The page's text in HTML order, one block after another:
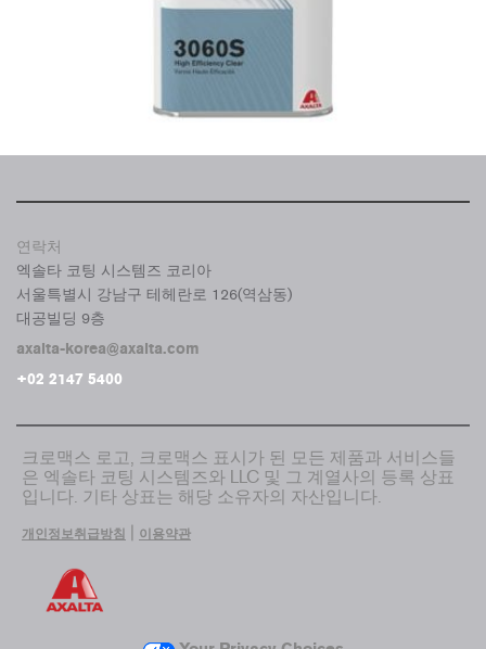
연락처
엑솔타 코팅 시스템즈 코리아
서울특별시 강남구 테헤란로 126(역삼동)
대공빌딩 9층
axalta-korea@axalta.com
+02 2147 5400
크로맥스 로고, 크로맥스 표시가 된 모든 제품과 서비스들
은 엑솔타 코팅 시스템즈와 LLC 및 그 계열사의 등록 상표
입니다. 기타 상표는 해당 소유자의 자산입니다.
개인정보취급방침 이용약관